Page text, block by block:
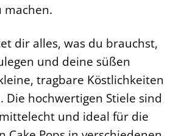
machen.
dir alles, was du brauchst,
und deine süßen
tragbare Köstlichkeiten
Die hochwertigen Stiele sind
und ideal für die